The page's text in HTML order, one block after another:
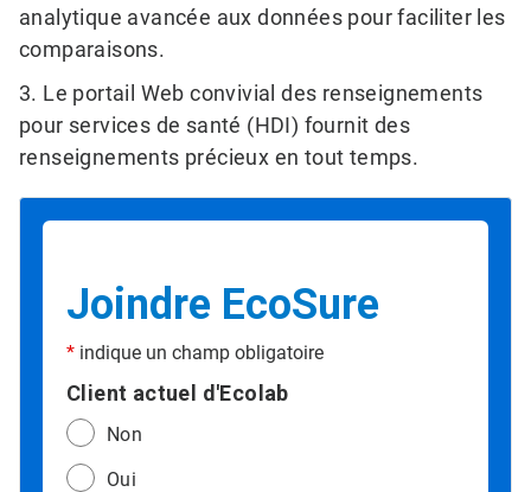
analytique avancée aux données pour faciliter les
comparaisons.
3. Le portail Web convivial des renseignements
pour services de santé (HDI) fournit des
renseignements précieux en tout temps.
Joindre EcoSure
* indique un champ obligatoire
Client actuel d'Ecolab
Non
Oui